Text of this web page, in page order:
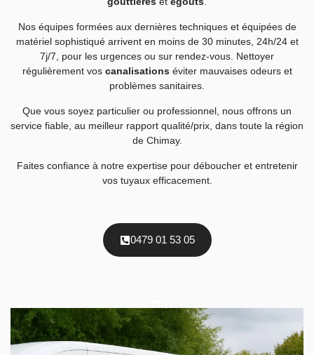
Nos équipes formées aux dernières techniques et équipées de
matériel sophistiqué arrivent en moins de 30 minutes, 24h/24 et
7j/7, pour les urgences ou sur rendez-vous. Nettoyer
régulièrement vos canalisationséviter mauvaises odeurs et
problèmes sanitaires.
Que vous soyez particulier ou professionnel, nous offrons un
service fiable, au meilleur rapport qualité/prix, dans toute la région
de Chimay.
Faites confiance à notre expertise pour déboucher et entretenir
vos tuyaux efficacement.
0479 01 53 05